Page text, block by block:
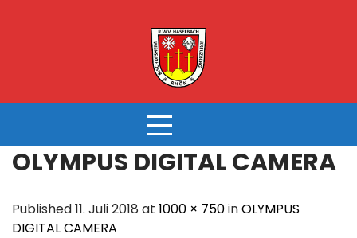
OLYMPUS DIGITAL CAMERA
Published 11. Juli 2018 at 1000 × 750inOLYMPUS
DIGITAL CAMERA